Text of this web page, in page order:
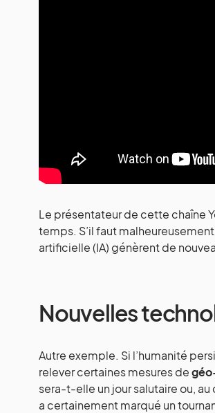
Le présentateur de cette chaîne
temps. S’il faut
artificielle (IA) génèrent de
Nouvelles
Autre exemple. Si l’humanité
relever certaines mesures de
sera-t-elle un jour salutaire ou,
a certainement marqué un